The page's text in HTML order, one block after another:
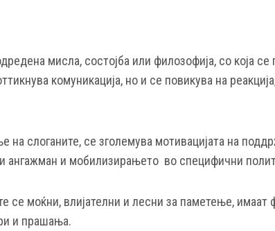
мисла, состојба или филозофија, со која се
комуникација, но и се повикува на
на слоганите, се зголемува мотивацијата на
ангажман и мобилизирањето во специфични
се моќни, влијателни и лесни за паметење, имаат
и прашања.